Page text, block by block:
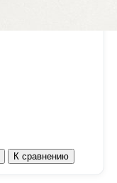
К сравнению